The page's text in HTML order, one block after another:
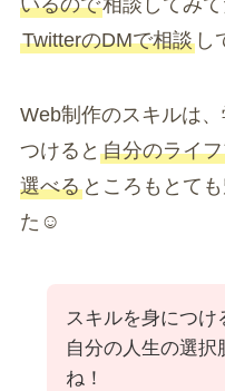
TwitterのDMで相談し
Web制作のスキルは
つけると 自分のライ
選べるところもとて
た☺️
スキルを身につけ
自分の人生の選択
ね！